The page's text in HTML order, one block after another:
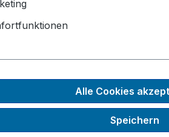
und Lautsprecher
10 IoT, Windows 11, Windows
Alle Cookies
Speichern